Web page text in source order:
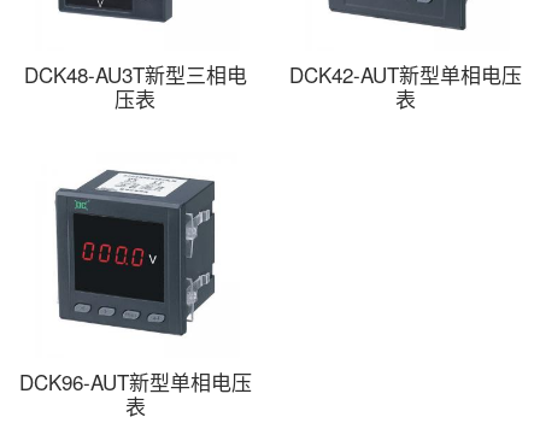
DCK48-AU3T新型三相电
压表
DCK42-AUT新型单相电压
表
DCK96-AUT新型单相电压
表